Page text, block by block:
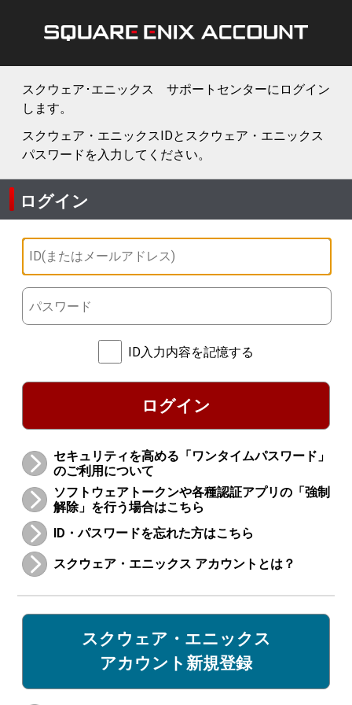
スクウェア･エニックス サポートセンターにログイン
します。
スクウェア・エニックスIDとスクウェア・エニックス
パスワードを入力してください。
ログイン
ID入力内容を記憶する
ログイン
セキュリティを高める「ワンタイムパスワード」
のご利用について
ソフトウェアトークンや各種認証アプリの「強制
解除」を行う場合はこちら
ID・パスワードを忘れた方はこちら
スクウェア・エニックス アカウントとは？
スクウェア・エニックス
アカウント新規登録